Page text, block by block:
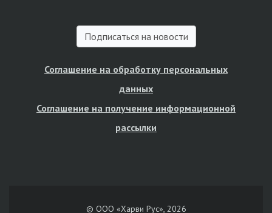
Подписаться на новости
Соглашение на обработку персональных
данных
Соглашение на получение информационной
рассылки
© ООО «Харви Рус», 2026